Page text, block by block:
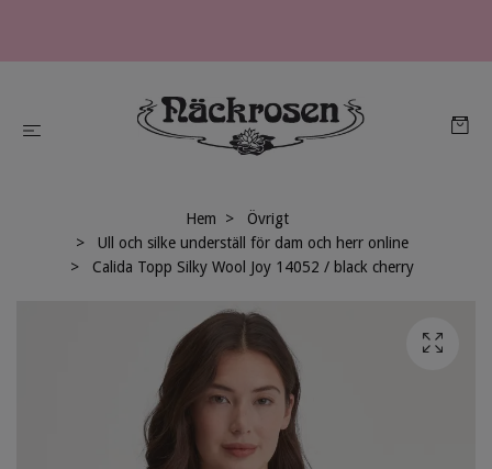
Hem
Övrigt
Ull och silke underställ för dam och herr online
Calida Topp Silky Wool Joy 14052 / black cherry